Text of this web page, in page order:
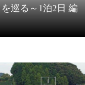
を巡る～1泊2日 編